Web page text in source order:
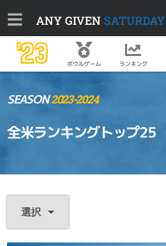
ANY GIVEN SATURDAY
'23 ボウルゲーム ランキング
SEASON2023-2024
全米ランキングトップ25
選択